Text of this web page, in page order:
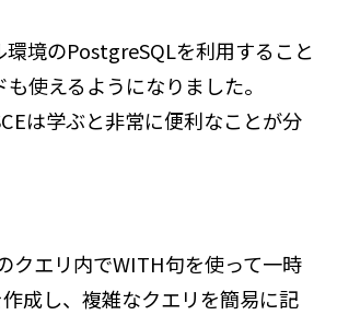
環境のPostgreSQLを利用すること
使えるようになりました。
は学ぶと非常に便利なことが分
クエリ内でWITH句を使って一時
成し、複雑なクエリを簡易に記